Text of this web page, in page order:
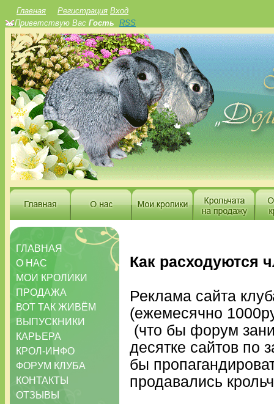
Главная Регистрация Вход
Приветствую Вас Гость RSS
ГЛАВНАЯ
О НАС
МОИ КРОЛИКИ
ПРОДАЖА
ВОТ ТАК ЖИВЁМ
ВЫПУСКНИКИ
КАРЬЕРА
КРОЛ-ИНФО
ФОРУМ КЛУБА
КОНТАКТЫ
ОТЗЫВЫ
Как расходуются
Реклама сайта
(ежемесячно
(что бы форум
десятке сайтов по
бы
продавались